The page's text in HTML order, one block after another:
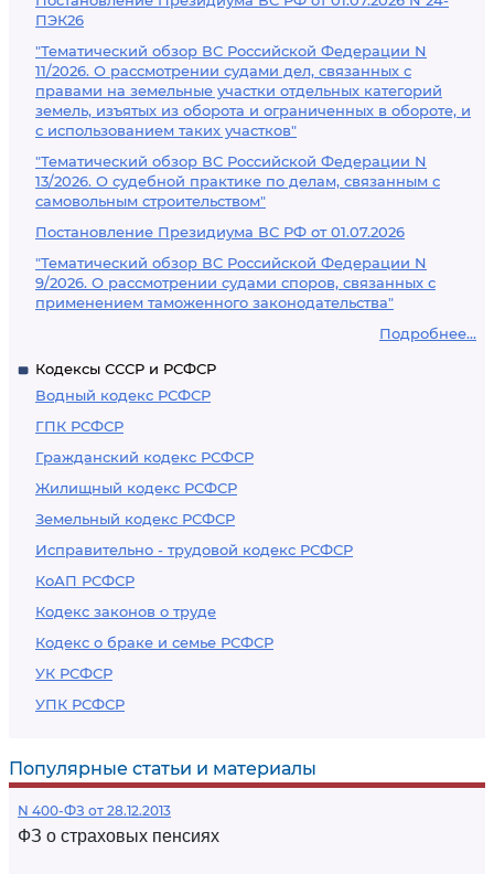
ПЭК26
"Тематический обзор ВС Российской Федерации N
11/2026. О рассмотрении судами дел, связанных с
правами на земельные участки отдельных категорий
земель, изъятых из оборота и ограниченных в обороте, и
с использованием таких участков"
"Тематический обзор ВС Российской Федерации N
13/2026. О судебной практике по делам, связанным с
самовольным строительством"
Постановление Президиума ВС РФ от 01.07.2026
"Тематический обзор ВС Российской Федерации N
9/2026. О рассмотрении судами споров, связанных с
применением таможенного законодательства"
Подробнее...
Кодексы СССР и РСФСР
Водный кодекс РСФСР
ГПК РСФСР
Гражданский кодекс РСФСР
Жилищный кодекс РСФСР
Земельный кодекс РСФСР
Исправительно - трудовой кодекс РСФСР
КоАП РСФСР
Кодекс законов о труде
Кодекс о браке и семье РСФСР
УК РСФСР
УПК РСФСР
Популярные статьи и материалы
N 400-ФЗ от 28.12.2013
ФЗ о страховых пенсиях